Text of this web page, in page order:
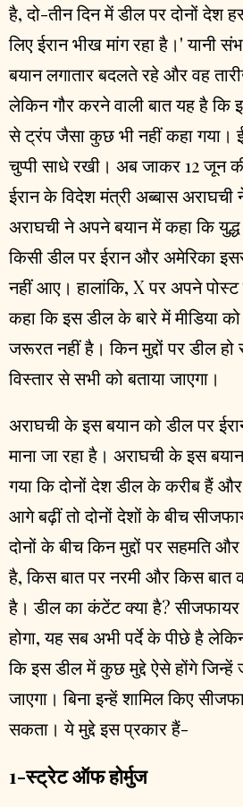
है, दो-तीन दिन में डील पर दोनों देश
लिए ईरान भीख मांग रहा है।' यानी
बयान लगातार बदलते रहे और वह
लेकिन गौर करने वाली बात यह है कि
से ट्रंप जैसा कुछ भी नहीं कहा गया।
चुप्पी साधे रखी। अब जाकर 12 जून
ईरान के विदेश मंत्री अब्बास अराघची
अराघची ने अपने बयान में कहा कि
किसी डील पर ईरान और अमेरिका
नहीं आए। हालांकि, X पर अपने
कहा कि इस डील के बारे में मीडिया
जरूरत नहीं है। किन मुद्दों पर डील
विस्तार से सभी को बताया जाएगा।
अराघची के इस बयान को डील पर
माना जा रहा है। अराघची के इस
गया कि दोनों देश डील के करीब हैं
आगे बढ़ीं तो दोनों देशों के बीच
दोनों के बीच किन मुद्दों पर सहमति
है, किस बात पर नरमी और किस बात
है। डील का कंटेंट क्या है?
होगा, यह सब अभी पर्दे के पीछे है
कि इस डील में कुछ मुद्दे ऐसे होंगे जिन्हें
जाएगा। बिना इन्हें शामिल किए
सकता। ये मुद्दे इस प्रकार हैं-
1-स्ट्रेट ऑफ होर्मुज